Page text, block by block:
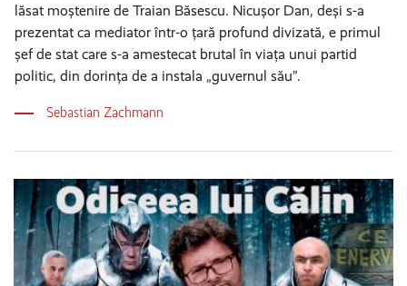
lăsat moștenire de Traian Băsescu. Nicușor Dan, deși s-a
prezentat ca mediator într-o țară profund divizată, e primul
șef de stat care s-a amestecat brutal în viața unui partid
politic, din dorința de a instala „guvernul său”.
Sebastian Zachmann